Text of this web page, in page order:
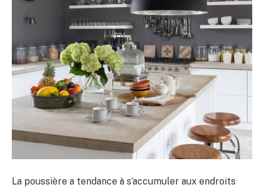
La poussière a tendance à s’accumuler aux endroits